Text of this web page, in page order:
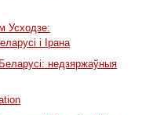
Усходзе:
і Ірана
недзяржаўныя